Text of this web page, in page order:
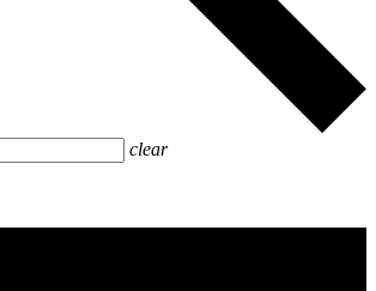
clear